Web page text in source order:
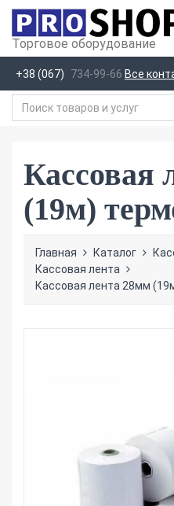
Торговое оборудование
+38 (067) 734-99-66 Все
Кассовая
(19м)
Главная Каталог
Кассовая лента
Кассовая лента 28мм